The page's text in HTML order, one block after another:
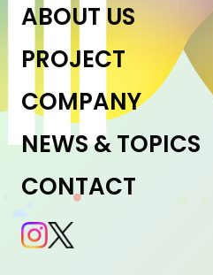
ABOUT US
PROJECT
COMPANY
NEWS & TOPICS
CONTACT